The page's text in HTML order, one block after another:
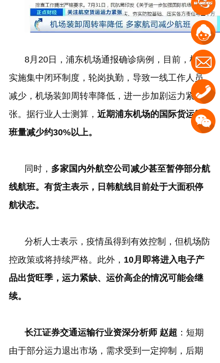
8月 20日，浦东机场通报确诊病例，目前，机场
实施集中闭环制度，轮岗执勤，导致一线工作人员
减少，机场装卸周转率降低，进一步加剧运力紧
张。据行业人士测算， 近期浦东机场的国际货运航
班量减少约30%以上。
同时， 多家国内外航空公司减少甚至暂停部分航
线航班。有货主表示，日韩航线目前处于大面积停
航状态。
分析人士表示，疫情虽得到有效控制，但机场防
控政策或将持续严格。此外， 10月即将进入电子产
品出货旺季，运力紧缺、运价高企的情况可能会继
续。
长江证券交通运输行业资深分析师 赵超 ：短期
由于部分运力退出市场，需求受到一定抑制，后期